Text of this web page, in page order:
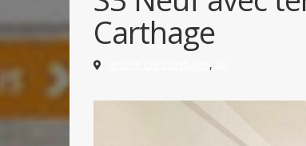
Carthage
,